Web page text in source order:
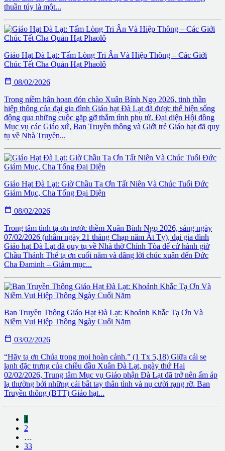
thuần túy là một...
Giáo Hạt Đà Lạt: Tấm Lòng Tri Ân Và Hiệp Thông – Các Giới
Chúc Tết Cha Quản Hạt Phaolô
 08/02/2026
Trong niềm hân hoan đón chào Xuân Bính Ngọ 2026, tinh thần
hiệp thông của đại gia đình Giáo hạt Đà Lạt đã được thể hiện sống
động qua những cuộc gặp gỡ thắm tình phụ tử. Đại diện Hội đồng
Mục vụ các Giáo xứ, Ban Truyền thông và Giới trẻ Giáo hạt đã quy
tụ về Nhà Truyền...
Giáo Hạt Đà Lạt: Giờ Chầu Tạ Ơn Tất Niên Và Chúc Tuổi Đức
Giám Mục, Cha Tổng Đại Diện
 08/02/2026
Trong tâm tình tạ ơn trước thềm Xuân Bính Ngọ 2026, sáng ngày
07/02/2026 (nhằm ngày 21 tháng Chạp năm Ất Tỵ), đại gia đình
Giáo hạt Đà Lạt đã quy tụ về Nhà thờ Chính Tòa để cử hành giờ
Chầu Thánh Thể tạ ơn cuối năm và dâng lời chúc xuân đến Đức
Cha Đaminh – Giám mục...
Ban Truyền Thông Giáo Hạt Đà Lạt: Khoảnh Khắc Tạ Ơn Và
Niềm Vui Hiệp Thông Ngày Cuối Năm
 03/02/2026
“Hãy tạ ơn Chúa trong mọi hoàn cảnh.” (1 Tx 5,18) Giữa cái se
lạnh đặc trưng của chiều đầu Xuân Đà Lạt, ngày thứ Hai
02/02/2026, Trung tâm Mục vụ Giáo phận Đà Lạt đã trở nên ấm áp
lạ thường bởi những cái bắt tay thân tình và nụ cười rạng rỡ. Ban
Truyền thông (BTT) Giáo hạt...
1
2
…
33